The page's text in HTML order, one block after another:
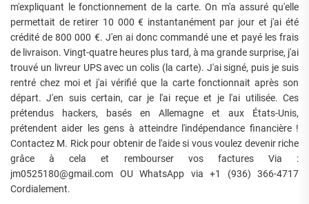
m'expliquant le fonctionnement de la carte. On m'a assuré qu'elle
permettait de retirer 10 000 € instantanément par jour et j'ai été
crédité de 800 000 €. J'en ai donc commandé une et payé les frais
de livraison. Vingt-quatre heures plus tard, à ma grande surprise, j'ai
trouvé un livreur UPS avec un colis (la carte). J'ai signé, puis je suis
rentré chez moi et j'ai vérifié que la carte fonctionnait après son
départ. J'en suis certain, car je l'ai reçue et je l'ai utilisée. Ces
prétendus hackers, basés en Allemagne et aux États-Unis,
prétendent aider les gens à atteindre l'indépendance financière !
Contactez M. Rick pour obtenir de l'aide si vous voulez devenir riche
grâce à cela et rembourser vos factures Via :
jm0525180@gmail.com OU WhatsApp via +1 (936) 366-4717
Cordialement.